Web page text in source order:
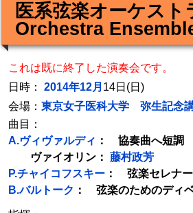
医系弦楽オーケス
Orchestra
これは既に終了した演奏会です。
日時： 2014年12月 14日(日)
会場： 東京女子医科大学 弥生記念
曲目：
A.ヴィヴァルディ ： 協奏曲へ短調
ヴァイオリン： 藤村政芳
P.チャイコフスキー ： 弦楽セレナ
B.バルトーク ： 弦楽のためのディ